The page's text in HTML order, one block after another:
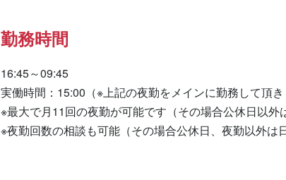
勤務時間
16:45～09:45
実働時間：15:00（※上記の夜勤をメインに勤務して頂
※最大で月11回の夜勤が可能です（その場合公休日以
※夜勤回数の相談も可能（その場合公休日、夜勤以外は